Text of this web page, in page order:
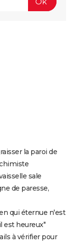
la paroi de
sale
de paresse,
qui éternue n'est
est heureux"
à vérifier pour